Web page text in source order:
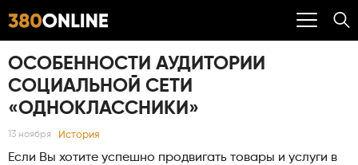
ОСОБЕННОСТИ АУДИТОРИИ
СОЦИАЛЬНОЙ СЕТИ
«ОДНОКЛАССНИКИ»
13 ноября История
Если Вы хотите успешно продвигать товары и услуги в